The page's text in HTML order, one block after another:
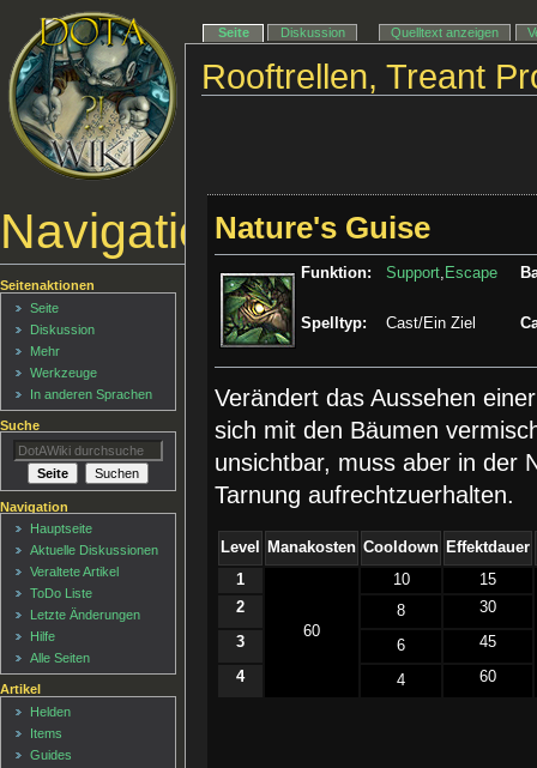
Rooftrellen, Treant
Nature's Guise
Funktion: Support, Escape
Spelltyp: Cast/Ein Ziel
Verändert das Aussehen
sich mit den Bäumen
unsichtbar, muss aber in der
Tarnung aufrechtzuerhalten.
Level Manakosten Cooldown Effektdauer
1
60
10
15
2
8 30
3 6 45
4 4 60
Navigationsmenü
Seite Diskussion Quelltext anzeigen
Seitenaktionen
Seite
Diskussion
Mehr
Werkzeuge
In anderen Sprachen
Suche
Navigation
Hauptseite
Aktuelle Diskussionen
Veraltete Artikel
ToDo Liste
Letzte Änderungen
Hilfe
Alle Seiten
Artikel
Helden
Items
Guides